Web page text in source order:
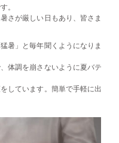
。
さが厳しい日もあり、皆さま
暑」と毎年聞くようになりま
体調を崩さないように夏バテ
しています。簡単で手軽に出